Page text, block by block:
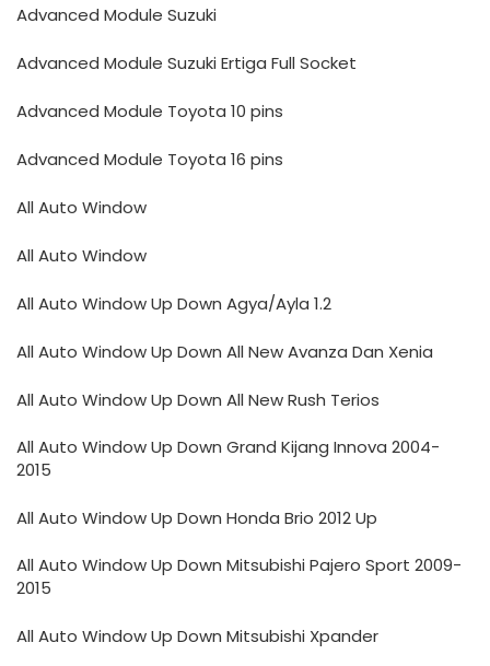
Advanced Module Suzuki
Advanced Module Suzuki Ertiga Full Socket
Advanced Module Toyota 10 pins
Advanced Module Toyota 16 pins
All Auto Window
All Auto Window
All Auto Window Up Down Agya/Ayla 1.2
All Auto Window Up Down All New Avanza Dan Xenia
All Auto Window Up Down All New Rush Terios
All Auto Window Up Down Grand Kijang Innova 2004-
2015
All Auto Window Up Down Honda Brio 2012 Up
All Auto Window Up Down Mitsubishi Pajero Sport 2009-
2015
All Auto Window Up Down Mitsubishi Xpander